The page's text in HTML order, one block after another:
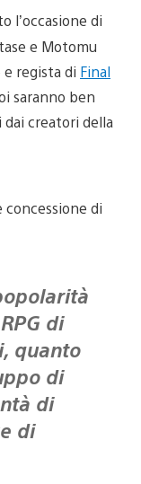
l’occasione di
e Motomu
regista di Final
saranno ben
creatori della
di
di
quanto
di
di
di